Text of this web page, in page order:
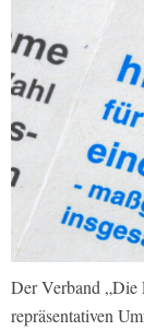
Der Verband „Die
repräsentativen